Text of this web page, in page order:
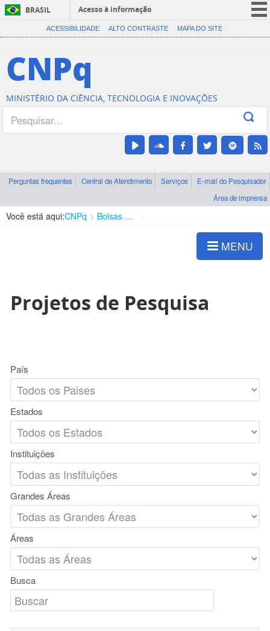
BRASIL
Acesso à informação
CORONAVÍRUS (COVID-19)
Canais
ACESSIBILIDADE ALTO CONTRASTE MAPA DO SITE
CNPq
MINISTÉRIO DA CIÊNCIA, TECNOLOGIA E INOVAÇÕES
Perguntas frequentes Central de Atendimento Serviços
E-mail do Pesquisador
Área de imprensa
Você está aqui:CNPq Bolsas e Auxílios Vigentes
MENU
Projetos de Pesquisa
País
Estados
Instituições
Grandes Áreas
Áreas
Busca